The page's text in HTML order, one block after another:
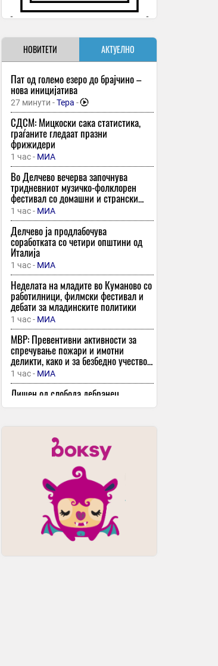
НОВИТЕТИ АКТУЕЛНО
Пат од големо езеро до брајчино –
нова иницијатива
27 минути -Тера -
СДСМ: Мицкоски сака статистика,
граѓаните гледаат празни
фрижидери
1 час - МИА
Во Делчево вечерва започнува
тридневниот музичко-фолклорен
фестивал со домашни и странски
изведувачи
1 час - МИА
Делчево ја продлабочува
соработката со четири општини од
Италија
1 час - МИА
Неделата на младите во Куманово со
работилници, филмски фестивал и
дебати за младинските политики
1 час - МИА
МВР: Превентивни активности за
спречување пожари и имотни
деликти, како и за безбедно учество
во сообраќајот
1 час - МИА
Лишен од слобода дебранец,
управувал возило без дозвола, друг
Куршум оштетил „БМВ“ паркиран во
двор во липковското село Опае
Елмас и Ред Бул Лајпциг заминаа за
Sport Media
Еве кои седум начини ќе ви помогнат
да го исчистите вашето тело со